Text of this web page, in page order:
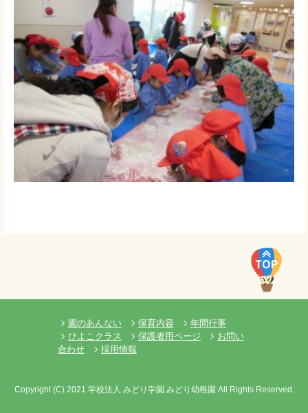
園のあんない 保育内容
年間行事
ひよこクラス
保護者用ページ
お問い
合わせ
採用情報
Copyright(C)2021 学校法人 みどり学園 みどり幼稚園 All Rights Reserved.